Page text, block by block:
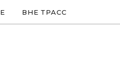
ВНЕ ТРАСС